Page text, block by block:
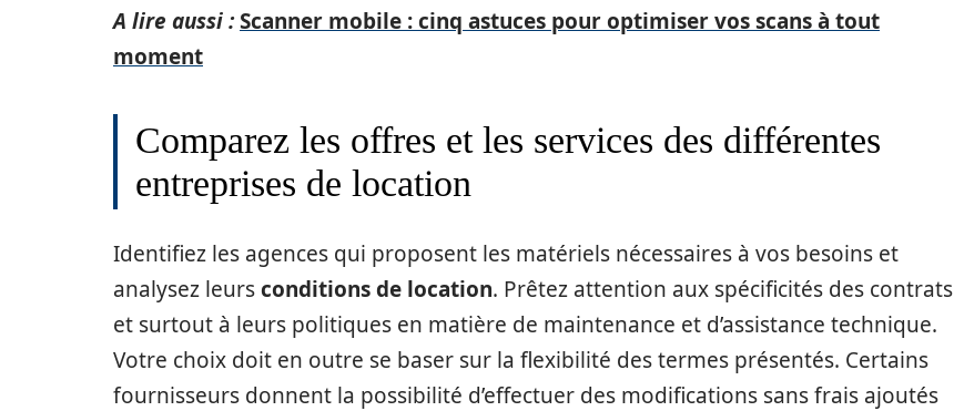
A lire aussi :Scanner mobile : cinq astuces pour optimiser vos scans à tout
moment
Comparez les offres et les services des différentes
entreprises de location
Identifiez les agences qui proposent les matériels nécessaires à vos besoins et
analysez leursconditions de location. Prêtez attention aux spécificités des contrats
et surtout à leurs politiques en matière de maintenance et d’assistance technique.
Votre choix doit en outre se baser sur la flexibilité des termes présentés. Certains
fournisseurs donnent la possibilité d’effectuer des modifications sans frais ajoutés